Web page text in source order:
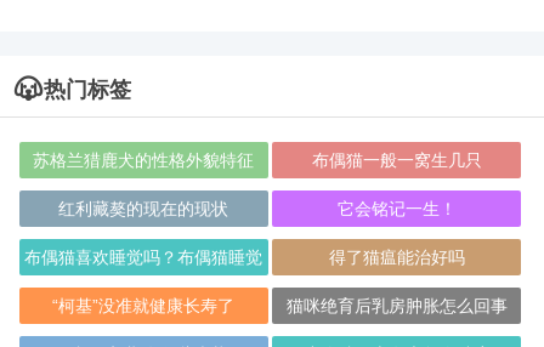
热门标签
苏格兰猎鹿犬的性格外貌特征 布偶猫一般一窝生几只
红利藏獒的现在的现状 它会铭记一生！
布偶猫喜欢睡觉吗？布偶猫睡觉
原来这么久
得了猫瘟能治好吗
“柯基”没准就健康长寿了 猫咪绝育后乳房肿胀怎么回事